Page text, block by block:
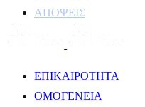
ΑΠΟΨΕΙΣ
ΕΠΙΚΑΙΡΟΤΗΤΑ
ΟΜΟΓΕΝΕΙΑ